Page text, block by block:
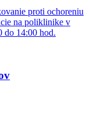
proti ochoreniu
na poliklinike v
do 14:00 hod.